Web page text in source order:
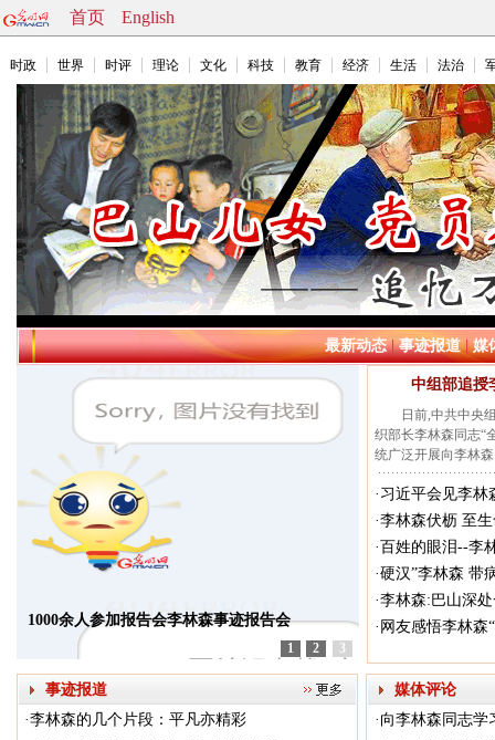
首页 English
时政 世界 时评 理论 文化 科技 教育 经济 生活 法治
最新动态|事迹报道|媒
1000余人参加报告会李林森事迹报告会
1 2 3
中组部追授
日前,中共中央组
织部长李林森同志“
统广泛开展向李林
· 习近平会见李林
·李林森伏枥 至
·百姓的眼泪--李
·硬汉”李林森 带
·李林森:巴山深
· 网友感悟李林森
事迹报道
·李林森的几个片段：平凡亦精彩
媒体评论
· 向李林森同志学